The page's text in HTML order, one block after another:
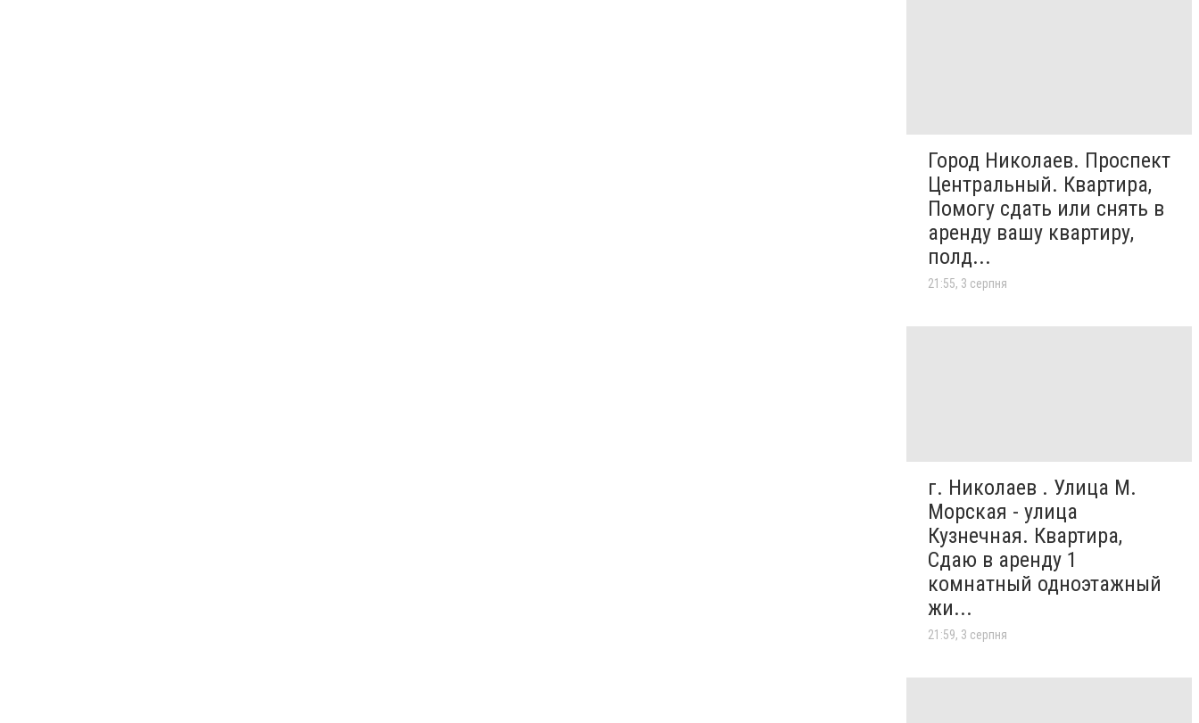
Город Николаев. Проспект
Центральный. Квартира,
Помогу сдать или снять в
аренду вашу квартиру,
полд...
21:55, 3 серпня
г. Николаев . Улица М.
Морская - улица
Кузнечная. Квартира,
Сдаю в аренду 1
комнатный одноэтажный
жи...
21:59, 3 серпня